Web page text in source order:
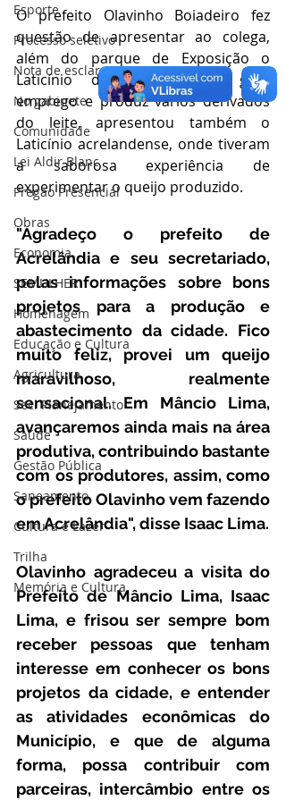
Esporte
Processo seletivo
Nota de esclarecimento
No gabinete
Comunidade
Lei Aldir Blanc
Pregão Presencial
Obras
Economia
SEMULHER
Homenagem
Educação e Cultura
Agricultura
Sec. Planejamento
Saúde
Gestão Pública
Saneamento
Cultura e Lazer
Trilha
Memória e Cultura
O prefeito Olavinho Boiadeiro fez
questão de apresentar ao colega,
além do parque de Exposição o
Laticínio da cidade, que gera
emprego e produz vários derivados
do leite, apresentou também o
Laticínio acrelandense, onde tiveram
a saborosa experiência de
experimentar o queijo produzido.
"Agradeço o prefeito de
Acrelândia e seu secretariado,
pelas informações sobre bons
projetos para a produção e
abastecimento da cidade. Fico
muito feliz, provei um queijo
maravilhoso, realmente
sensacional. Em Mâncio Lima,
avançaremos ainda mais na área
produtiva, contribuindo bastante
com os produtores, assim, como
o prefeito Olavinho vem fazendo
em Acrelândia", disse Isaac Lima.
Olavinho agradeceu a visita do
Prefeito de Mâncio Lima, Isaac
Lima, e frisou ser sempre bom
receber pessoas que tenham
interesse em conhecer os bons
projetos da cidade, e entender
as atividades econômicas do
Município, e que de alguma
forma, possa contribuir com
parceiras, intercâmbio entre os